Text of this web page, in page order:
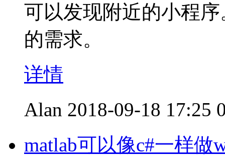
可以发现附近的小程
的需求。
详情
Alan 2018-09-18 17:25
matlab可以像c#一样做